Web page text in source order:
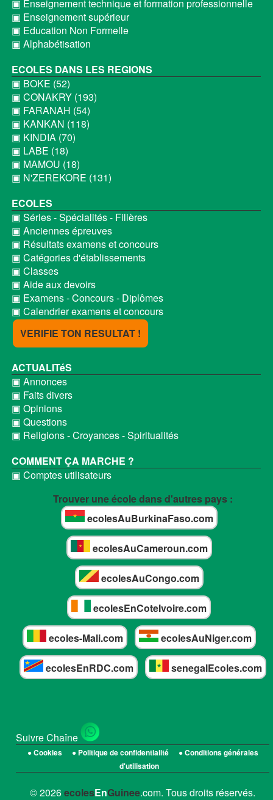
▣ Enseignement technique et formation professionnelle
▣ Enseignement supérieur
▣ Education Non Formelle
▣ Alphabétisation
ECOLES DANS LES REGIONS
▣ BOKE (52)
▣ CONAKRY (193)
▣ FARANAH (54)
▣ KANKAN (118)
▣ KINDIA (70)
▣ LABE (18)
▣ MAMOU (18)
▣ N'ZEREKORE (131)
ECOLES
▣ Séries - Spécialités - Filières
▣ Anciennes épreuves
▣ Résultats examens et concours
▣ Catégories d'établissements
▣ Classes
▣ Aide aux devoirs
▣ Examens - Concours - Diplômes
▣ Calendrier examens et concours
VERIFIE TON RESULTAT !
ACTUALITéS
▣ Annonces
▣ Faits divers
▣ Opinions
▣ Questions
▣ Religions - Croyances - Spiritualités
COMMENT ÇA MARCHE ?
▣ Comptes utilisateurs
Trouver une école dans d'autres pays :
ecolesAuBurkinaFaso.com
ecolesAuCameroun.com
ecolesAuCongo.com
ecolesEnCoteIvoire.com
ecoles-Mali.com ecolesAuNiger.com
ecolesEnRDC.com senegalEcoles.com
Suivre Chaîne
● Cookies ● Politique de confidentialité
● Conditions générales
d'utilisation
© 2026ecolesEnGuinee.com. Tous droits réservés.